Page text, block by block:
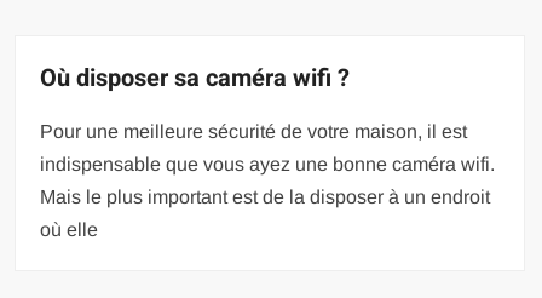
Où disposer sa caméra wifi ?
Pour une meilleure sécurité de votre maison, il est
indispensable que vous ayez une bonne caméra wifi.
Mais le plus important est de la disposer à un endroit
où elle